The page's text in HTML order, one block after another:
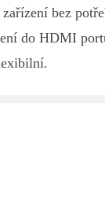
bez
do HDMI